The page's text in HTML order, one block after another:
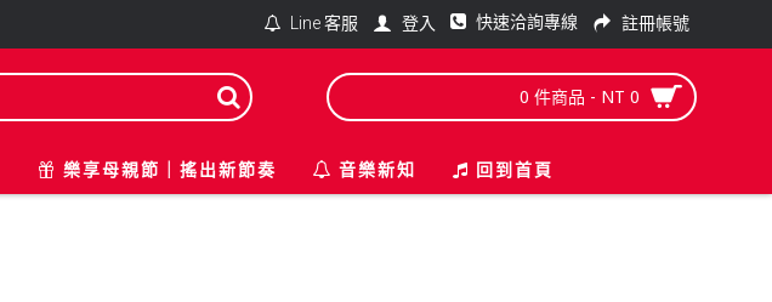
Line 客服 登入 快速洽詢專線 註冊帳號
0 件商品 - NT 0
樂享母親節｜搖出新節奏 音樂新知 回到首頁